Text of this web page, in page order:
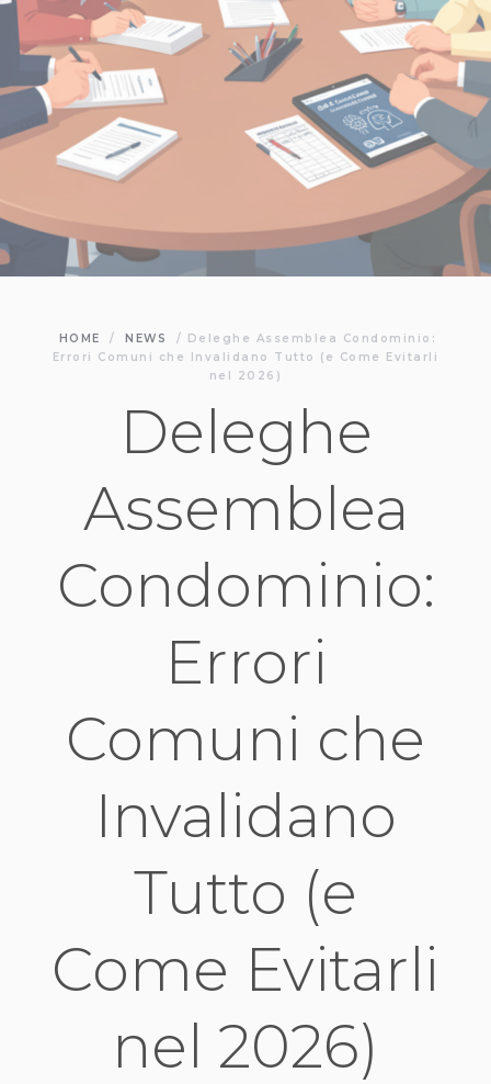
HOME / NEWS / Deleghe Assemblea Condominio:
Errori Comuni che Invalidano Tutto (e Come Evitarli
nel 2026)
Deleghe
Assemblea
Condominio:
Errori
Comuni che
Invalidano
Tutto (e
Come Evitarli
nel 2026)